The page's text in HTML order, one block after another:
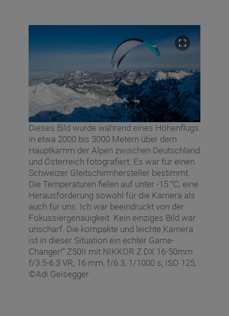
Dieses Bild wurde während eines Höhenflugs
in etwa 2000 bis 3000 Metern über dem
Hauptkamm der Alpen zwischen Deutschland
und Österreich fotografiert. Es war für einen
Schweizer Gleitschirmhersteller bestimmt.
Die Temperaturen fielen auf unter -15 °C, eine
Herausforderung sowohl für die Kamera als
auch für uns. Ich war beeindruckt von der
Fokussiergenauigkeit. Kein einziges Bild war
unscharf. Die kompakte und leichte Kamera
ist in dieser Situation ein echter Game-
Changer!“ Z50II mit NIKKOR Z DX 16-50mm
f/3.5-6.3 VR, 16 mm, f/6.3, 1/1000 s, ISO 125,
©Adi Geisegger